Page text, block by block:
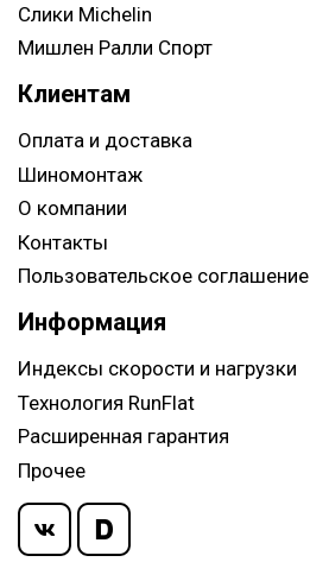
Слики Michelin
Мишлен Ралли Спорт
Клиентам
Оплата и доставка
Шиномонтаж
О компании
Контакты
Пользовательское соглашение
Информация
Индексы скорости и нагрузки
Технология RunFlat
Расширенная гарантия
Прочее